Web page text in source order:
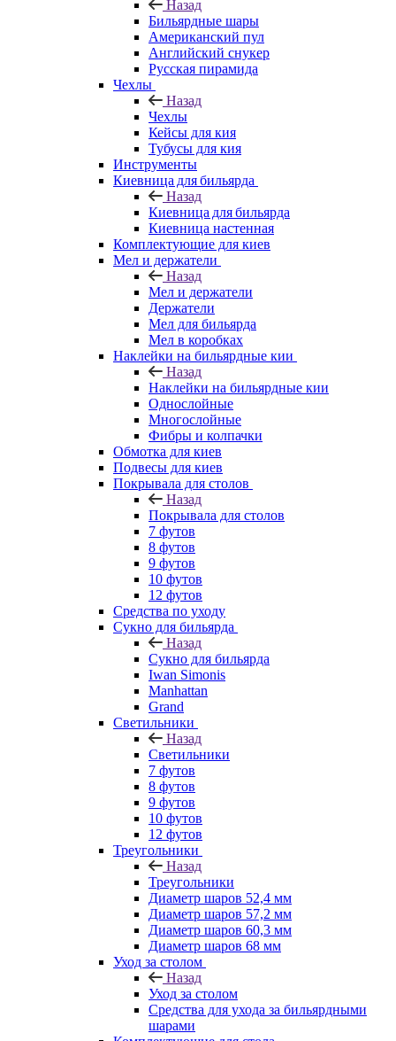
Назад
Бильярдные шары
Американский пул
Английский снукер
Русская пирамида
Чехлы
Назад
Чехлы
Кейсы для кия
Тубусы для кия
Инструменты
Киевница для бильярда
Назад
Киевница для бильярда
Киевница настенная
Комплектующие для киев
Мел и держатели
Назад
Мел и держатели
Держатели
Мел для бильярда
Мел в коробках
Наклейки на бильярдные кии
Назад
Наклейки на бильярдные кии
Однослойные
Многослойные
Фибры и колпачки
Обмотка для киев
Подвесы для киев
Покрывала для столов
Назад
Покрывала для столов
7 футов
8 футов
9 футов
10 футов
12 футов
Средства по уходу
Сукно для бильярда
Назад
Сукно для бильярда
Iwan Simonis
Manhattan
Grand
Светильники
Назад
Светильники
7 футов
8 футов
9 футов
10 футов
12 футов
Треугольники
Назад
Треугольники
Диаметр шаров 52,4 мм
Диаметр шаров 57,2 мм
Диаметр шаров 60,3 мм
Диаметр шаров 68 мм
Уход за столом
Назад
Уход за столом
Средства для ухода за бильярдными
шарами